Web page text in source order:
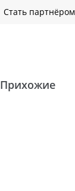
Стать партнёром
Прихожие